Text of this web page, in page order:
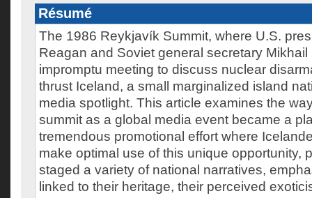
Résumé
The 1986 Reykjavík Summit, where U.S.
Reagan and Soviet general secretary
impromptu meeting to discuss nuclear
thrust Iceland, a small marginalized island
media spotlight. This article examines the
summit as a global media event became a
tremendous promotional effort where
make optimal use of this unique opportunity,
staged a variety of national narratives,
linked to their heritage, their perceived